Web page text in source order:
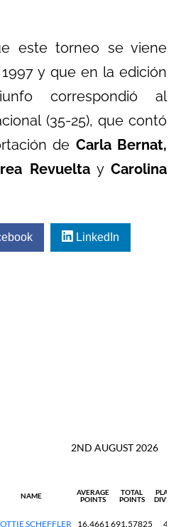
este torneo se viene
y que en la edición
correspondió al
(35-25), que contó
de Carla Bernat,
RevueltayCarolina
LinkedIn